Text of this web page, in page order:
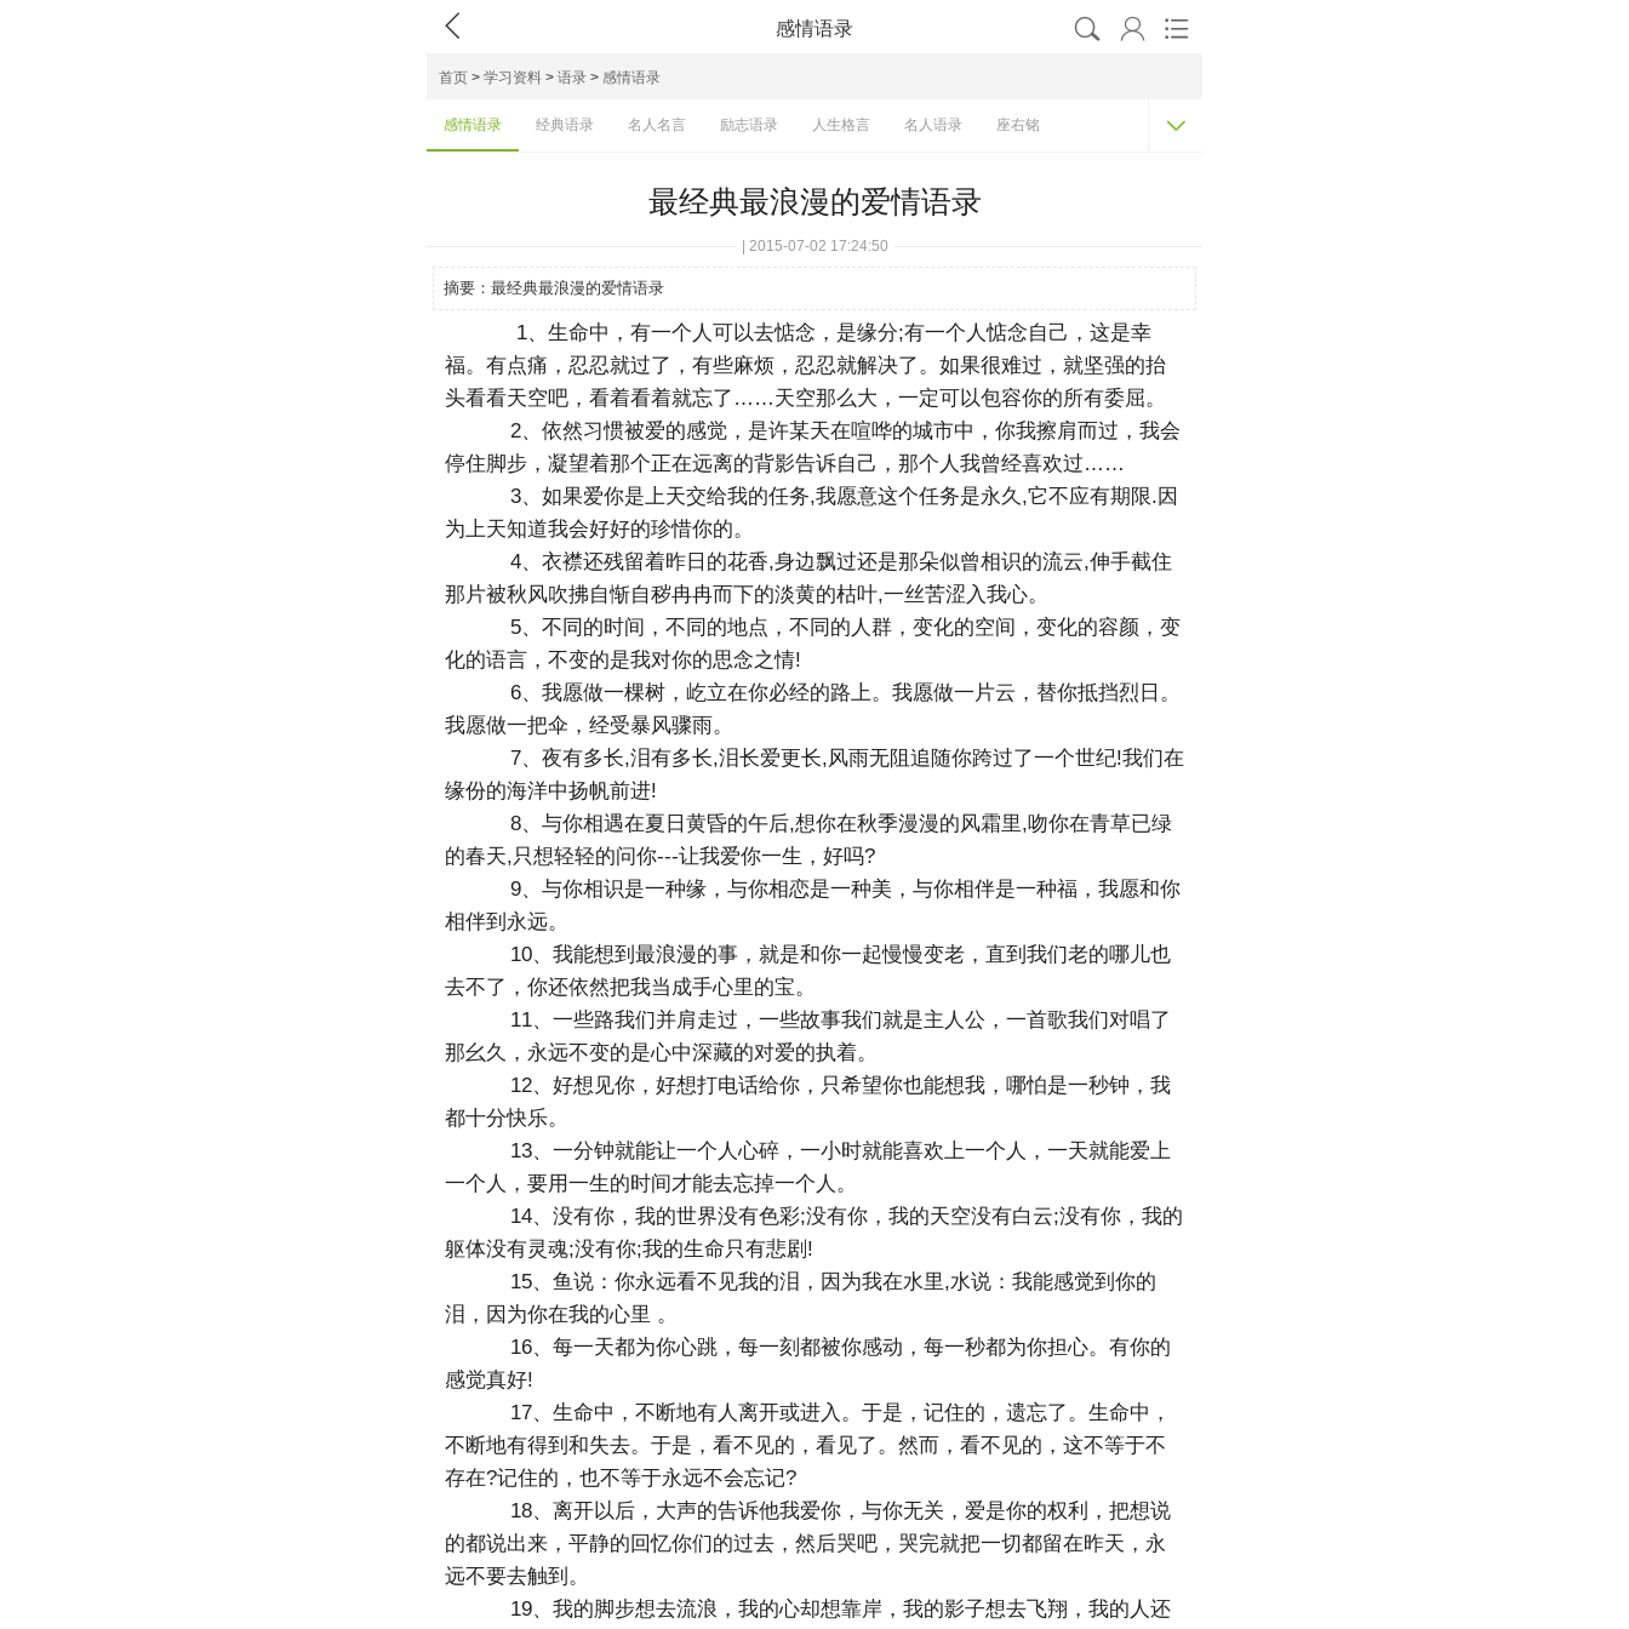
 感情语录   
首页 > 学习资料 > 语录 > 感情语录
感情语录 经典语录 名人名言 励志语录 人生格言 名人语录 座右铭 
最经典最浪漫的爱情语录
| 2015-07-02 17:24:50
摘要： 最经典最浪漫的爱情语录
1、生命中，有一个人可以去惦念，是缘分;有一个人惦念自己，这是幸
福。有点痛，忍忍就过了，有些麻烦，忍忍就解决了。如果很难过，就坚强的抬
头看看天空吧，看着看着就忘了……天空那么大，一定可以包容你的所有委屈。
2、依然习惯被爱的感觉，是许某天在喧哗的城市中，你我擦肩而过，我会
停住脚步，凝望着那个正在远离的背影告诉自己，那个人我曾经喜欢过……
3、如果爱你是上天交给我的任务,我愿意这个任务是永久,它不应有期限.因
为上天知道我会好好的珍惜你的。
4、衣襟还残留着昨日的花香,身边飘过还是那朵似曾相识的流云,伸手截住
那片被秋风吹拂自惭自秽冉冉而下的淡黄的枯叶,一丝苦涩入我心。
5、不同的时间，不同的地点，不同的人群，变化的空间，变化的容颜，变
化的语言，不变的是我对你的思念之情!
6、我愿做一棵树，屹立在你必经的路上。我愿做一片云，替你抵挡烈日。
我愿做一把伞，经受暴风骤雨。
7、夜有多长,泪有多长,泪长爱更长,风雨无阻追随你跨过了一个世纪!我们在
缘份的海洋中扬帆前进!
8、与你相遇在夏日黄昏的午后,想你在秋季漫漫的风霜里,吻你在青草已绿
的春天,只想轻轻的问你---让我爱你一生，好吗?
9、与你相识是一种缘，与你相恋是一种美，与你相伴是一种福，我愿和你
相伴到永远。
10、我能想到最浪漫的事，就是和你一起慢慢变老，直到我们老的哪儿也
去不了，你还依然把我当成手心里的宝。
11、一些路我们并肩走过，一些故事我们就是主人公，一首歌我们对唱了
那幺久，永远不变的是心中深藏的对爱的执着。
12、好想见你，好想打电话给你，只希望你也能想我，哪怕是一秒钟，我
都十分快乐。
13、一分钟就能让一个人心碎，一小时就能喜欢上一个人，一天就能爱上
一个人，要用一生的时间才能去忘掉一个人。
14、没有你，我的世界没有色彩;没有你，我的天空没有白云;没有你，我的
躯体没有灵魂;没有你;我的生命只有悲剧!
15、鱼说：你永远看不见我的泪，因为我在水里,水说：我能感觉到你的
泪，因为你在我的心里 。
16、每一天都为你心跳，每一刻都被你感动，每一秒都为你担心。有你的
感觉真好!
17、生命中，不断地有人离开或进入。于是，记住的，遗忘了。生命中，
不断地有得到和失去。于是，看不见的，看见了。然而，看不见的，这不等于不
存在?记住的，也不等于永远不会忘记?
18、离开以后，大声的告诉他我爱你，与你无关，爱是你的权利，把想说
的都说出来，平静的回忆你们的过去，然后哭吧，哭完就把一切都留在昨天，永
远不要去触到。
19、我的脚步想去流浪，我的心却想靠岸，我的影子想去飞翔，我的人还